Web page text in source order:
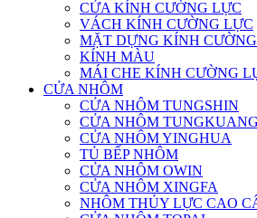
CỬA KÍNH CƯỜNG LỰC
VÁCH KÍNH CƯỜNG LỰC
MẶT DỰNG KÍNH
KÍNH MÀU
MÁI CHE KÍNH CƯỜNG
CỬA NHÔM
CỬA NHÔM TUNGSHIN
CỬA NHÔM TUNGKUANG
CỬA NHÔM YINGHUA
TỦ BẾP NHÔM
CỬA NHÔM OWIN
CỬA NHÔM XINGFA
NHÔM THỦY LỰC CAO